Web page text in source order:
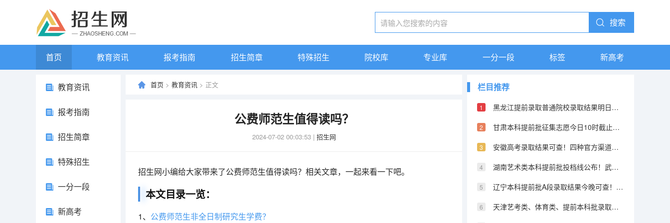
搜索
首页 教育资讯 报考指南 招生简章 特殊招生 院校库 专业库 一分一段 标签 新高考
教育资讯
报考指南
招生简章
特殊招生
一分一段
新高考
首页 > 教育资讯 > 正文
公费师范生值得读吗？
2024-07-02 00:03:53 | 招生网
招生网小编给大家带来了公费师范生值得读吗？相关文章，一起来看一下吧。
本文目录一览：
1、 公费师范生非全日制研究生学费？
栏目推荐
黑龙江提前录取普通院校录取结果明日可查！各批次录取时间公布
甘肃本科提前批征集志愿今日10时截止！8次征集志愿时间公布
安徽高考录取结果可查！四种官方渠道公布，考生速查
湖南艺术类本科提前批投档线公布！武大播音主持839分领跑
辽宁本科提前批A段录取结果今晚可查！7月19日征集志愿补充录取
天津艺考类、体育类、提前本科批录取结果可查！5400余名新生已录取